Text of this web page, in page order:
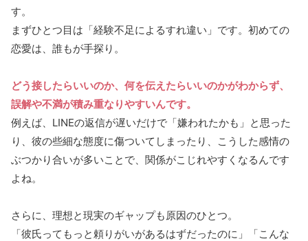
す。
まずひとつ目は「経験不足によるすれ違い」です。初めての
恋愛は、誰もが手探り。
どう接したらいいのか、何を伝えたらいいのかがわからず、
誤解や不満が積み重なりやすいんです。
例えば、LINEの返信が遅いだけで「嫌われたかも」と思った
り、彼の些細な態度に傷ついてしまったり、こうした感情の
ぶつかり合いが多いことで、関係がこじれやすくなるんです
よね。
さらに、理想と現実のギャップも原因のひとつ。
「彼氏ってもっと頼りがいがあるはずだったのに」「こんな